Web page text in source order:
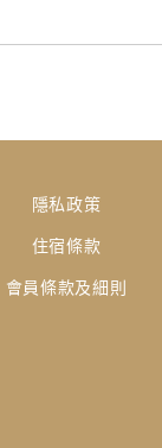
隱私政策
住宿條款
會員條款及細則